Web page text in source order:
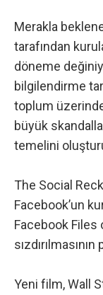
Merakla
tarafından
döneme
bilgilendirme
toplum
büyük
temelini
The Social
Facebook’un
Facebook Files
Yeni film, Wall